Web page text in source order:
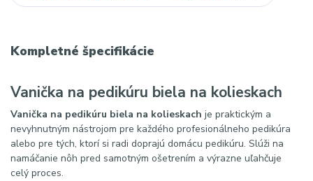
Kompletné špecifikácie
Vanička na pedikúru biela na kolieskach
Vanička na pedikúru biela na kolieskach je praktickým a
nevyhnutným nástrojom pre každého profesionálneho pedikúra
alebo pre tých, ktorí si radi doprajú domácu pedikúru. Slúži na
namáčanie nôh pred samotným ošetrením a výrazne uľahčuje
celý proces.